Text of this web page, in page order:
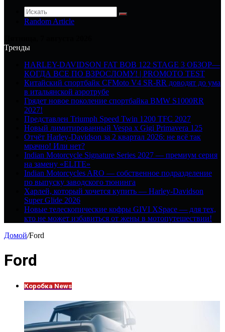
Random Article
Тренды
HARLEY-DAVIDSON FAT BOB 122 STAGE 3 ОБЗОР—
КОГДА ВСЕ ПО ВЗРОСЛОМУ! | PROMOTO TEST
Китайский спортбайк CFMoto V4 SR-RR доводят до ума
в итальянской аэротрубе
Грядет новое поколение спортбайка BMW S1000RR
2027!
Представлен Triumph Speed Twin 1200 TFC 2027
Новый лимитированный Vespa x Gigi Primavera 125
Отчёт Harley-Davidson за 2 квартал 2026: не всё так
мрачно! Или нет?
Indian Motorcycle Signature Series 2027 — премиум серия
на замену «ELITE»
Indian Motorcycles ARO — собственное подразделение
по выпуску заводского тюнинга
Харлей, который хочется купить — Harley-Davidson
Super Glide 2026
Новые телескопические кофры GIVI XSpace — для тех,
кто не может избавиться от жены в мотопутешествии!
Домой/Ford
Ford
Коробка News